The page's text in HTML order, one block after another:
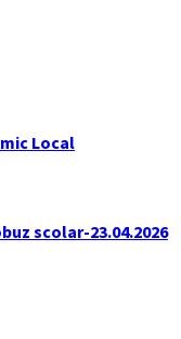
Local
scolar-23.04.2026